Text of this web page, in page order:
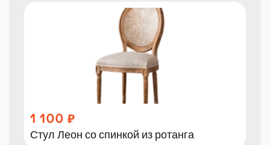
1 100
Стул Леон со спинкой из ротанга